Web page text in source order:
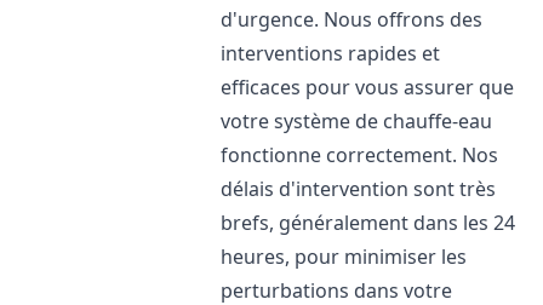
d'urgence. Nous offrons des
interventions rapides et
efficaces pour vous assurer que
votre système de chauffe-eau
fonctionne correctement. Nos
délais d'intervention sont très
brefs, généralement dans les 24
heures, pour minimiser les
perturbations dans votre